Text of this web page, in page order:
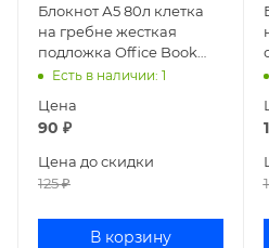
Блокнот А5 80л клетка
на гребне жесткая
подложка Office Book
80Б5В1гр
Есть в наличии: 1
Цена
90 ₽
Цена до скидки
125₽
В корзину